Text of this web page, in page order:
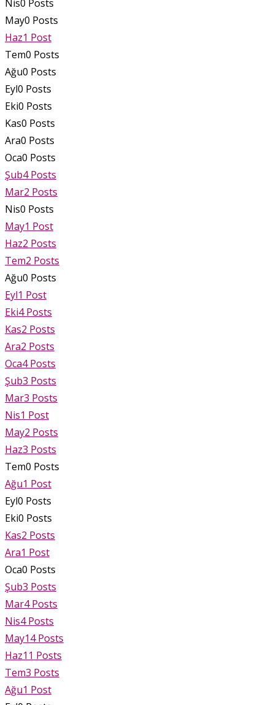
Nis0 Posts
May0 Posts
Haz1 Post
Tem0 Posts
Ağu0 Posts
Eyl0 Posts
Eki0 Posts
Kas0 Posts
Ara0 Posts
Oca0 Posts
Şub4 Posts
Mar2 Posts
Nis0 Posts
May1 Post
Haz2 Posts
Tem2 Posts
Ağu0 Posts
Eyl1 Post
Eki4 Posts
Kas2 Posts
Ara2 Posts
Oca4 Posts
Şub3 Posts
Mar3 Posts
Nis1 Post
May2 Posts
Haz3 Posts
Tem0 Posts
Ağu1 Post
Eyl0 Posts
Eki0 Posts
Kas2 Posts
Ara1 Post
Oca0 Posts
Şub3 Posts
Mar4 Posts
Nis4 Posts
May14 Posts
Haz11 Posts
Tem3 Posts
Ağu1 Post